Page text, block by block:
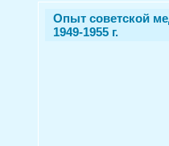
Опыт советской
1949-1955 г.